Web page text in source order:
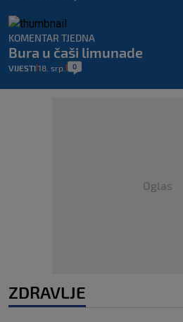
KOMENTAR TJEDNA
Bura u čaši limunade
VIJESTI 18. srp. 0
Oglas
ZDRAVLJE